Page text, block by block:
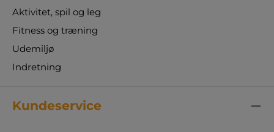
Aktivitet, spil og leg
Fitness og træning
Udemiljø
Indretning
Kundeservice